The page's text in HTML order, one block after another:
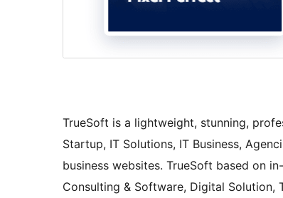
TrueSoft is a lightweight, stunning,
Startup, IT Solutions, IT Business,
business websites. TrueSoft based on
Consulting & Software, Digital Solution,